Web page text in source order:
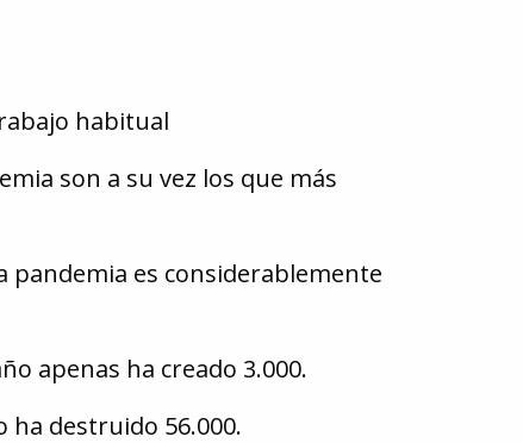
habitual
son a su vez los que más
pandemia es considerablemente
apenas ha creado 3.000.
ha destruido 56.000.